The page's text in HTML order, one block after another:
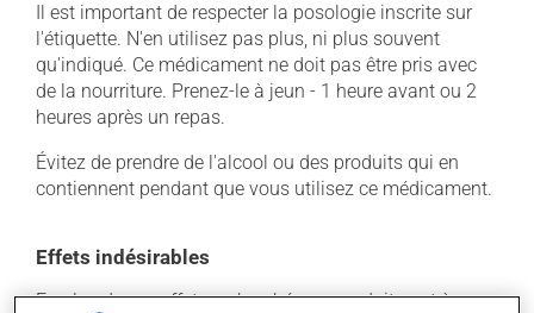
Il est important de respecter la posologie inscrite sur
l'étiquette. N'en utilisez pas plus, ni plus souvent
qu'indiqué. Ce médicament ne doit pas être pris avec
de la nourriture. Prenez-le à jeun - 1 heure avant ou 2
heures après un repas.
Évitez de prendre de l'alcool ou des produits qui en
contiennent pendant que vous utilisez ce médicament.
Effets indésirables
En plus de ses effets recherchés, ce produit peut à